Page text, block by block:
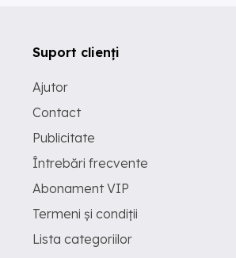
Suport clienți
Ajutor
Contact
Publicitate
Întrebări frecvente
Abonament VIP
Termeni și condiții
Lista categoriilor